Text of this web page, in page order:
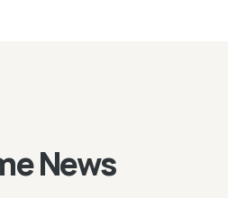
News